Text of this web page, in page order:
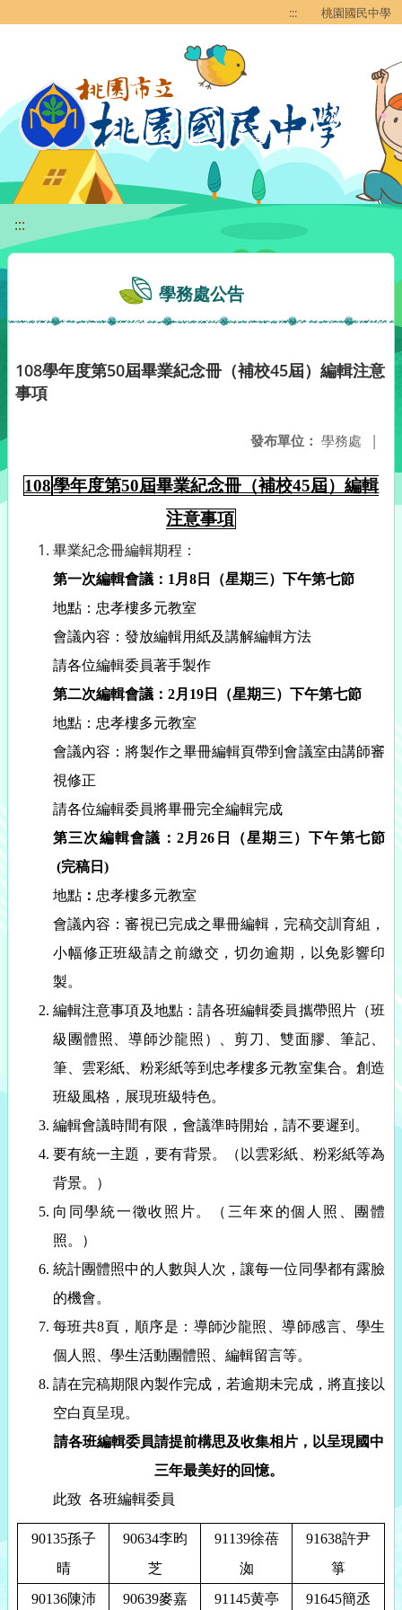
::: 桃園國民中學
:::
學務處公告
108學年度第50屆畢業紀念冊（補校45屆）編輯注意
事項
發布單位： 學務處 |
108學年度第50屆畢業紀念冊（補校45屆）編輯
注意事項
畢業紀念冊編輯期程：
第一次編輯會議： 1 月 8 日（星期三）下午第七節
地點：忠孝樓多元教室
會議內容：發放編輯用紙及講解編輯方法
請各位編輯委員著手製作
第二次編輯會議： 2月 19 日（星期三）下午第七節
地點： 忠孝樓多元教室
會議內容：將製作之畢冊編輯頁帶到會議室由講師審
視修正
請各位編輯委員將畢冊完全編輯完成
第三次編輯會議： 2月26 日（星期三）下午第七節
(完稿日 )
地點 ： 忠孝樓多元教室
會議內容：審視已完成之畢冊編輯，完稿交訓育組，
小幅修正班級請之前繳交，切勿逾期，以免影響印
製。
編輯注意事項及地點：請各班編輯委員攜帶照片（班
級團體照、導師沙龍照）、剪刀、雙面膠、筆記、
筆、雲彩紙、粉彩紙等到 忠孝樓多元教室集合。創造
班級風格，展現班級特色。
編輯會議時間有限，會議準時開始，請不要遲到。
要有統一主題，要有背景。（以雲彩紙、粉彩紙等為
背景。）
向同學統一徵收照片。（三年來的個人照、團體
照。）
統計團體照中的人數與人次，讓每一位同學都有露臉
的機會。
每班共8頁，順序是：導師沙龍照、導師感言、學生
個人照、學生活動團體照、編輯留言等。
請在完稿期限內製作完成，若逾期未完成，將直接以
空白頁呈現。
請各班編輯委員請提前構思及收集相片，以呈現國中
三年最美好的回憶。
此致 各班編輯委員
90135孫子
晴
90634李昀
芝
91139徐蓓
洳
91638許尹
箏
90136陳沛 90639麥嘉 91145黄亭 91645簡丞